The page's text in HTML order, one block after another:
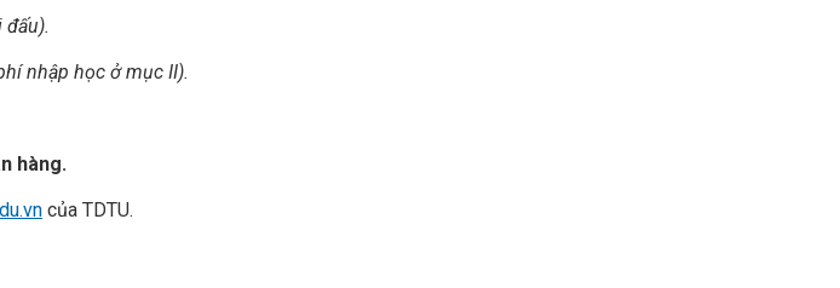
đấu).
nhập học ở mục II).
hàng.
của TDTU.